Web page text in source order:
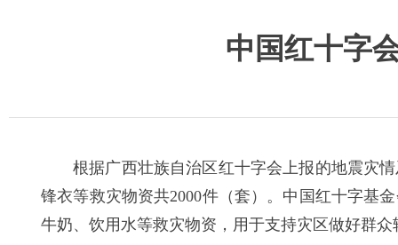
中国红十字
根据广西壮族自治区红十字会上报的地震灾
锋衣等救灾物资共2000件（套）。中国红十字基
牛奶、饮用水等救灾物资，用于支持灾区做好群